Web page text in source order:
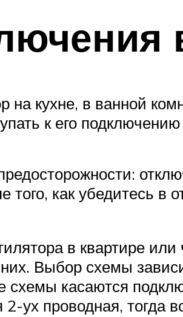
кухне, в ванной
к его
того, как убедитесь
в квартире
Выбор схемы
схемы касаются
ух проводная, тогда